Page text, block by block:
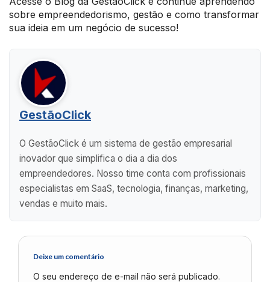
sobre empreendedorismo, gestão e como transformar
sua ideia em um negócio de sucesso!
GestãoClick
O GestãoClick é um sistema de gestão empresarial
inovador que simplifica o dia a dia dos
empreendedores. Nosso time conta com profissionais
especialistas em SaaS, tecnologia, finanças, marketing,
vendas e muito mais.
Deixe um comentário
O seu endereço de e-mail não será publicado.